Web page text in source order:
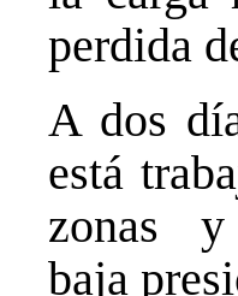
perdida
A dos
está
zonas y
baja